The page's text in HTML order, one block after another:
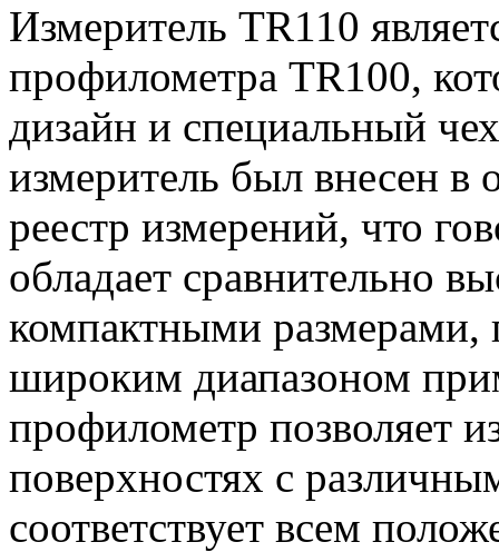
Измеритель TR110
профилометра TR100,
дизайн и специальный
измеритель был внесен
реестр измерений, что
обладает сравнительно
компактными
широким диапазоном
профилометр позволяет
поверхностях с
соответствует всем